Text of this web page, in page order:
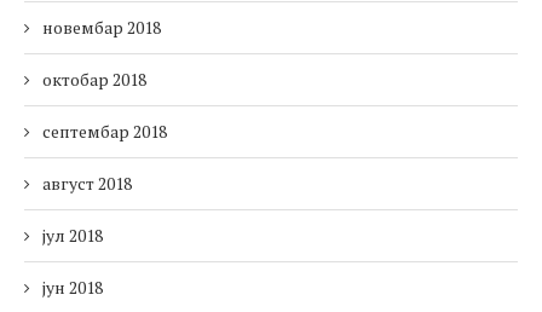
новембар 2018
октобар 2018
септембар 2018
август 2018
јул 2018
јун 2018